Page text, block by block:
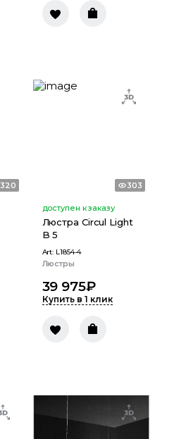
320 303
доступен к заказу
Люстра Circul Light
B 5
Art: L1854-4
Люстры
39 975₽
Купить в 1 клик